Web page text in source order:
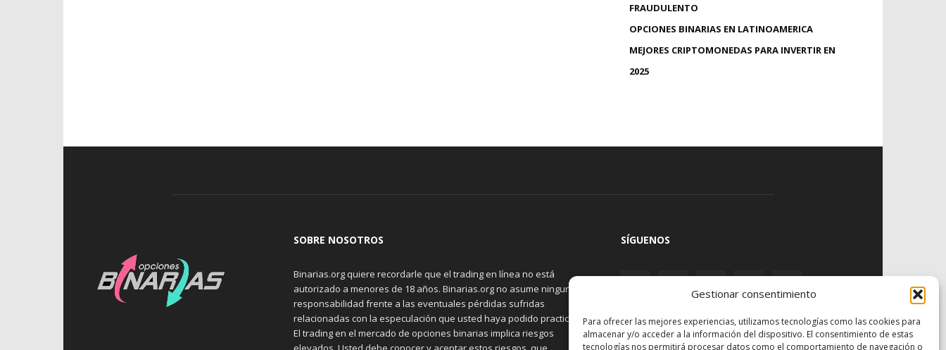
Gestionar consentimiento
Para ofrecer las mejores experiencias, utilizamos tecnologías como las cookies para
almacenar y/o acceder a la información del dispositivo. El consentimiento de estas
tecnologías nos permitirá procesar datos como el comportamiento de navegación o
FRAUDULENTO
OPCIONES BINARIAS EN LATINOAMERICA
MEJORES CRIPTOMONEDAS PARA INVERTIR EN
2025
SOBRE NOSOTROS
Binarias.org quiere recordarle que el trading en línea no está
autorizado a menores de 18 años. Binarias.org no asume ninguna
responsabilidad frente a las eventuales pérdidas sufridas
relacionadas con la especulación que usted haya podido practicar.
El trading en el mercado de opciones binarias implica riesgos
SÍGUENOS